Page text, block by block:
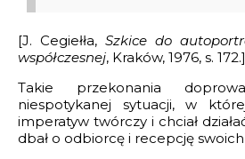
dwa fortepiany
na fortepian i orkiestrę
[J. Cegiełła, Szkice do
współczesnej, Kraków, 1976, s. 172.]
Takie przekonania
niespotykanej sytuacji, w
imperatyw twórczy i chciał
dbał o odbiorcę i recepcję swoich